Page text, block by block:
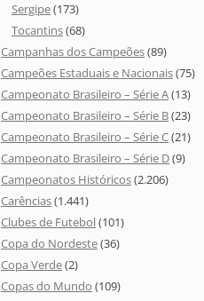
Sergipe(173)
Tocantins(68)
Campanhas dos Campeões(89)
Campeões Estaduais e Nacionais(75)
Campeonato Brasileiro – Série A(13)
Campeonato Brasileiro – Série B(23)
Campeonato Brasileiro – Série C(21)
Campeonato Brasileiro – Série D(9)
Campeonatos Históricos(2.206)
Carências(1.441)
Clubes de Futebol(101)
Copa do Nordeste(36)
Copa Verde(2)
Copas do Mundo (109)